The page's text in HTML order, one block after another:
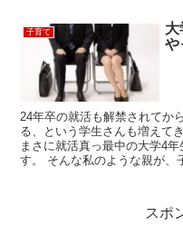
子育て
大
や
24年卒の就活も解禁されてか
る、という学生さんも増えて
まさに就活真っ最中の大学4
す。 そんな私のような親が、
スポ